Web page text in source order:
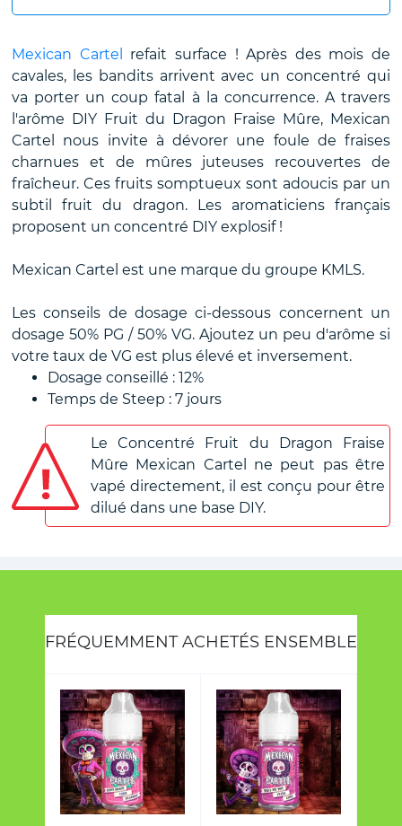
Mexican Cartel
refait surface ! Après des mois de
cavales, les bandits arrivent avec un concentré qui
va porter un coup fatal à la concurrence. A travers
l'arôme DIY Fruit du Dragon Fraise Mûre, Mexican
Cartel nous invite à dévorer une foule de fraises
charnues et de mûres juteuses recouvertes de
fraîcheur. Ces fruits somptueux sont adoucis par un
subtil fruit du dragon. Les aromaticiens français
proposent un concentré DIY explosif !
Mexican Cartel est une marque du groupe KMLS.
Les conseils de dosage ci-dessous concernent un
dosage 50% PG / 50% VG. Ajoutez un peu d'arôme si
votre taux de VG est plus élevé et inversement.
Dosage conseillé : 12%
Temps de Steep : 7 jours
Le Concentré Fruit du Dragon Fraise
Mûre Mexican Cartel ne peut pas être
vapé directement, il est conçu pour être
dilué dans une base DIY.
FRÉQUEMMENT ACHETÉS ENSEMBLE